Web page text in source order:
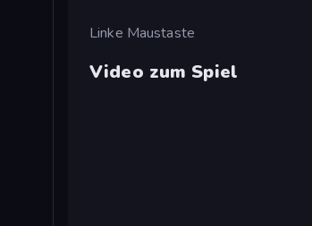
Linke Maustaste
Video zum Spiel